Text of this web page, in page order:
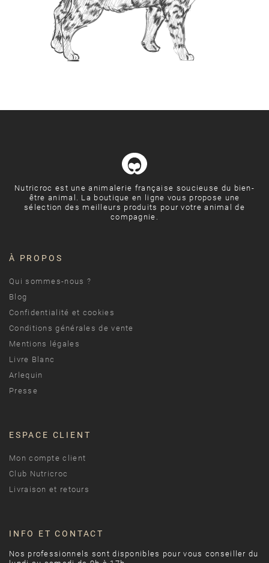
(1 avis)
Nutricroc est une animalerie française soucieuse du bien-
être animal. La boutique en ligne vous propose une
sélection des meilleurs produits pour votre animal de
compagnie.
À PROPOS
Qui sommes-nous ?
Blog
Confidentialité et cookies
Conditions générales de vente
Mentions légales
Livre Blanc
Arlequin
Presse
ESPACE CLIENT
Mon compte client
Club Nutricroc
Livraison et retours
INFO ET CONTACT
Nos professionnels sont disponibles pour vous conseiller du